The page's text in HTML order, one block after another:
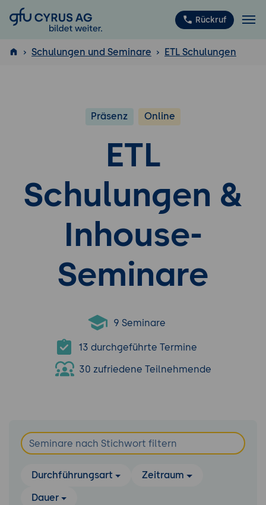
GFU Cyrus AG Rückruf
ISTQB
Schulungen und Seminare ETL Schulungen
Präsenz Online
ETL
Schulungen &
Inhouse-
Seminare
9 Seminare
13 durchgeführte Termine
30 zufriedene Teilnehmende
Durchführungsart
Zeitraum
Dauer